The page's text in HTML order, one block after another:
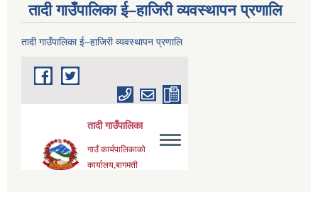
तादी गाउँपालिका ई–हाजिरी व्यवस्थापन प्रणालि
तादी गाउँपालिका ई–हाजिरी व्यवस्थापन प्रणालि